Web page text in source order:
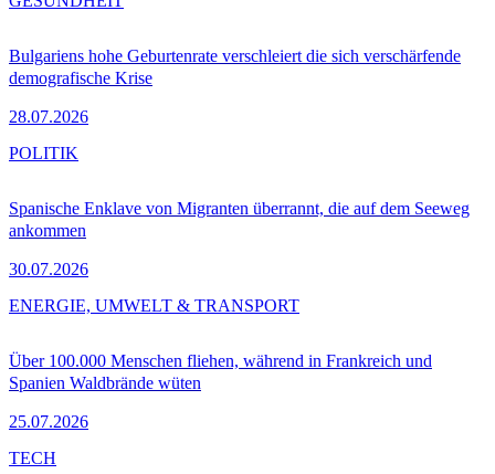
Bulgariens hohe Geburtenrate verschleiert die sich verschärfende
demografische Krise
28.07.2026
Spanische Enklave von Migranten überrannt, die auf dem Seeweg
ankommen
30.07.2026
POLITIK
Über 100.000 Menschen fliehen, während in Frankreich und
Spanien Waldbrände wüten
25.07.2026
ENERGIE, UMWELT & TRANSPORT
TECH